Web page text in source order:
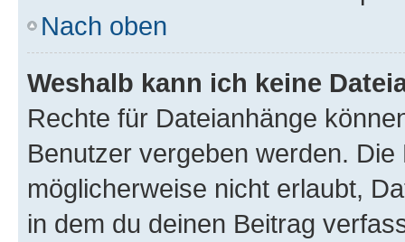
Nach oben
Weshalb kann ich keine
Rechte für Dateianhänge
Benutzer vergeben werden.
möglicherweise nicht erlaubt,
in dem du deinen Beitrag